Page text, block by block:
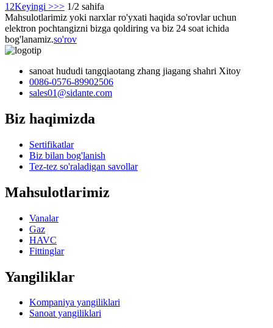
1 2Keyingi >>> 1/2 sahifa
Mahsulotlarimiz yoki narxlar ro'yxati haqida so'rovlar uchun
elektron pochtangizni bizga qoldiring va biz 24 soat ichida
bog'lanamiz.so'rov
sanoat hududi tangqiaotang zhang jiagang shahri Xitoy
0086-0576-89902506
sales01@sidante.com
Biz haqimizda
Sertifikatlar
Biz bilan bog'lanish
Tez-tez so'raladigan savollar
Mahsulotlarimiz
Vanalar
Gaz
HAVC
Fittinglar
Yangiliklar
Kompaniya yangiliklari
Sanoat yangiliklari